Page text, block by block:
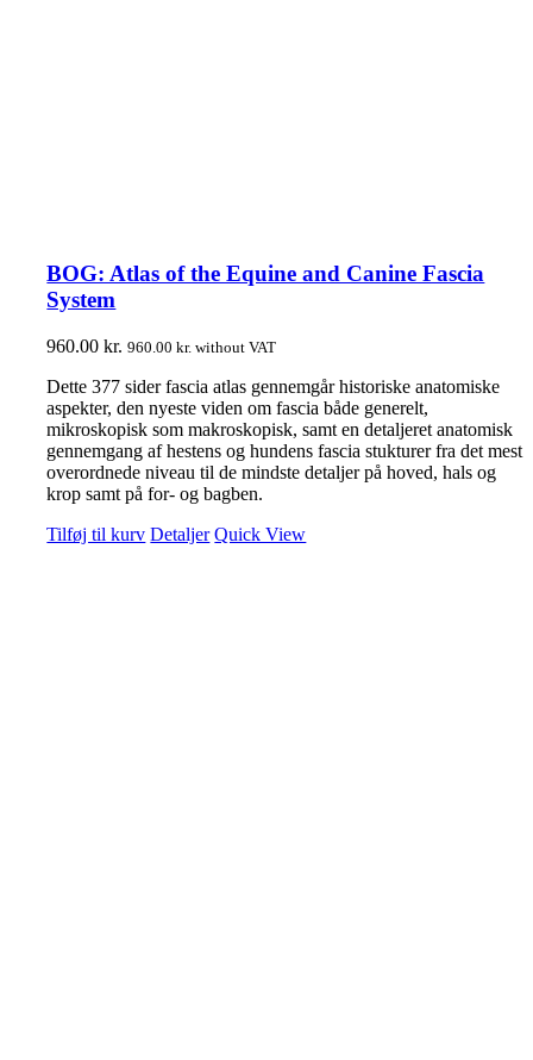
BOG: Atlas of the Equine and Canine Fascia
System
960.00kr. 960.00kr. without VAT
Dette 377 sider fascia atlas gennemgår historiske anatomiske
aspekter, den nyeste viden om fascia både generelt,
mikroskopisk som makroskopisk, samt en detaljeret anatomisk
gennemgang af hestens og hundens fascia stukturer fra det mest
overordnede niveau til de mindste detaljer på hoved, hals og
krop samt på for- og bagben.
Tilføj til kurv Detaljer Quick View